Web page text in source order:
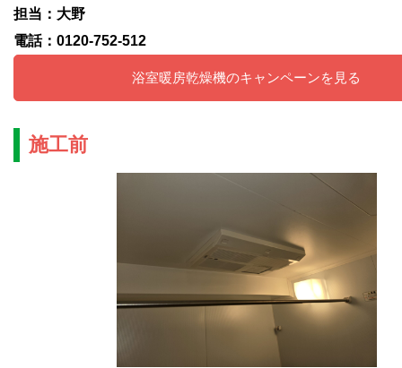
担当：大野
電話：0120-752-512
浴室暖房乾燥機のキャンペーンを見る
施工前